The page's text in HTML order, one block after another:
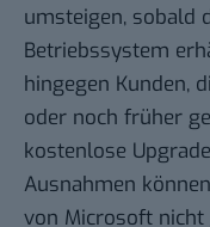
umsteigen, sobald
Betriebssystem
hingegen Kunden,
oder noch früher
kostenlose
Ausnahmen
von Microsoft nicht